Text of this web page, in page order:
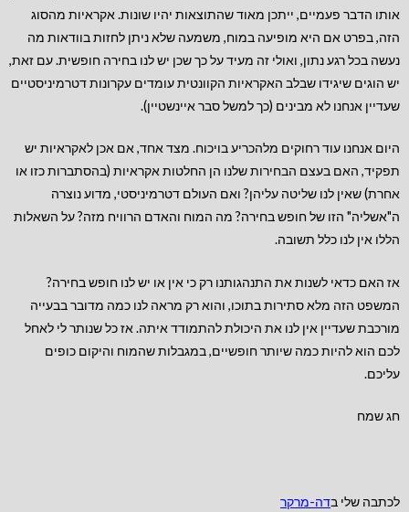
אותו הדבר פעמיים, ייתכן מאוד שהתוצאות יהיו שונות. אקראיות מהסוג
הזה, בפרט אם היא מופיעה במוח, משמעה שלא ניתן לחזות בוודאות מה
נעשה בכל רגע נתון, ואולי זה מעיד על כך שכן יש לנו בחירה חופשית. עם זאת,
יש הוגים שיגידו שבלב האקראיות הקוונטית עומדים עקרונות דטרמיניסטיים
שעדיין אנחנו לא מבינים (כך למשל סבר איינשטיין).
היום אנחנו עוד רחוקים מלהכריע בויכוח. מצד אחד, אם אכן לאקראיות יש
תפקיד, האם בעצם הבחירות שלנו הן החלטות אקראיות (בהסתברות כזו או
אחרת) שאין לנו שליטה עליהן? ואם העולם דטרמיניסטי, מדוע נוצרה
ה"אשליה" הזו של חופש בחירה? מה המוח והאדם הרוויח מזה? על השאלות
הללו אין לנו כלל תשובה.
אז האם כדאי לשנות את התנהגותנו רק כי אין או יש לנו חופש בחירה?
המשפט הזה מלא סתירות בתוכו, והוא רק מראה לנו כמה מדובר בבעייה
מורכבת שעדיין אין לנו את היכולת להתמודד איתה. אז כל שנותר לי לאחל
לכם הוא להיות כמה שיותר חופשיים, במגבלות שהמוח והיקום כופים
עליכם.
חג שמח
לכתבה שלי בדה-מרקר